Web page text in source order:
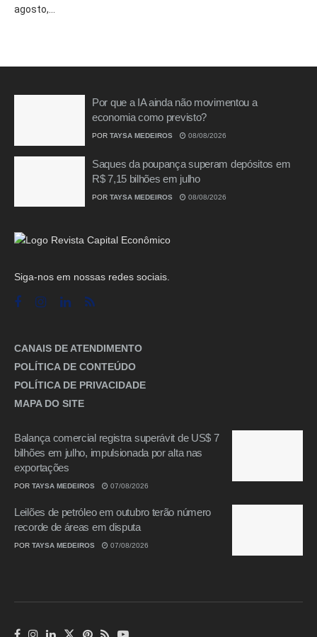
agosto,...
Por que a IA ainda não movimentou a
economia como previsto?
POR TAYSA MEDEIROS 08/08/2026
Saques da poupança superam depósitos em
R$ 7,15 bilhões em julho
POR TAYSA MEDEIROS 08/08/2026
Siga-nos em nossas redes sociais.
CANAIS DE ATENDIMENTO
POLÍTICA DE CONTEÚDO
POLÍTICA DE PRIVACIDADE
MAPA DO SITE
Balança comercial registra superávit de US$ 7
bilhões em julho, impulsionada por alta nas
exportações
POR TAYSA MEDEIROS 07/08/2026
Leilões de petróleo em outubro terão número
recorde de áreas em disputa
POR TAYSA MEDEIROS 07/08/2026